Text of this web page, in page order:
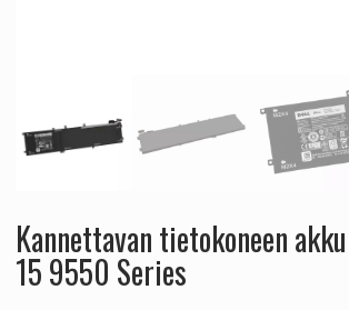
Kannettavan tietokoneen
15 9550 Series